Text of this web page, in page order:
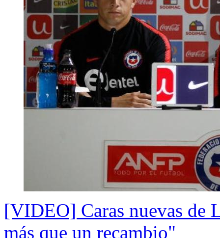
[VIDEO] Caras nuevas de
más que un recambio"